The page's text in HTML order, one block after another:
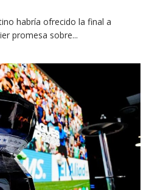
habría ofrecido la final a
promesa sobre...